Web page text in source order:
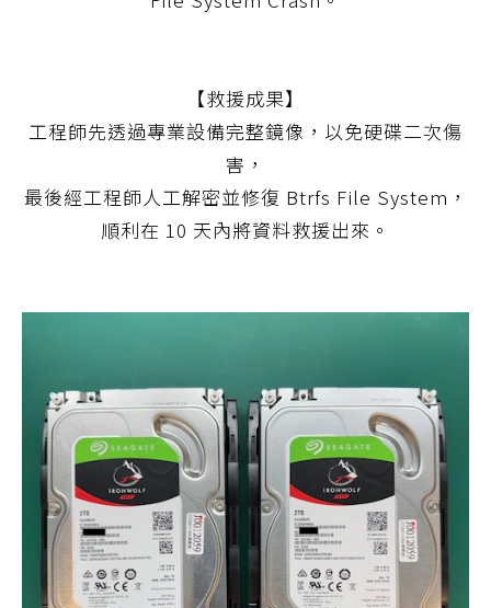
【救援成果】
工程師先透過專業設備完整鏡像，以免硬碟二次傷
害，
最後經工程師人工解密並修復 Btrfs File System，
順利在 10 天內將資料救援出來。